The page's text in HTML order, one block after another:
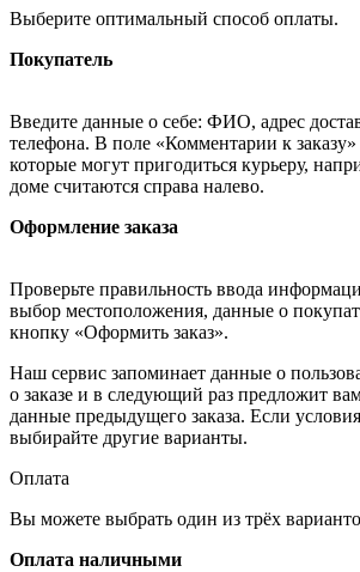
Выберите оптимальный способ оплаты.
Покупатель
Введите данные о себе: ФИО, адрес
телефона. В поле «Комментарии к заказу»
которые могут пригодиться курьеру,
доме считаются справа налево.
Оформление заказа
Проверьте правильность ввода
выбор местоположения, данные о
кнопку «Оформить заказ».
Наш сервис запоминает данные о
о заказе и в следующий раз предложит
данные предыдущего заказа. Если
выбирайте другие варианты.
Оплата
Вы можете выбрать один из трёх
Оплата наличными